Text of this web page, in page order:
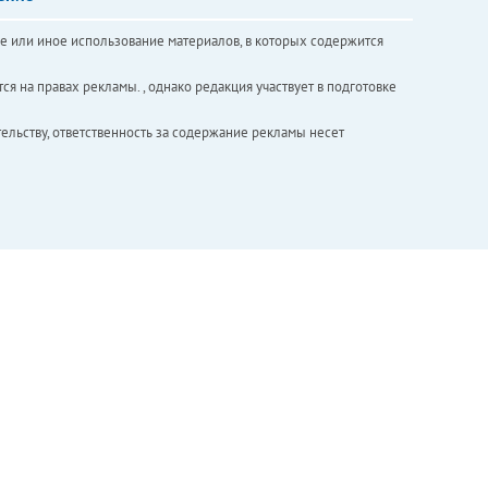
иное использование материалов, в которых содержится
правах рекламы. , однако редакция участвует в подготовке
ответственность за содержание рекламы несет